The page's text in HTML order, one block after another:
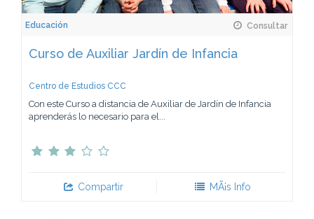
Educación Consultar
Curso de Auxiliar Jardín de Infancia
Centro de Estudios CCC
Con este Curso a distancia de Auxiliar de Jardín de Infancia
aprenderás lo necesario para el...
Compartir MÃ¡s Info